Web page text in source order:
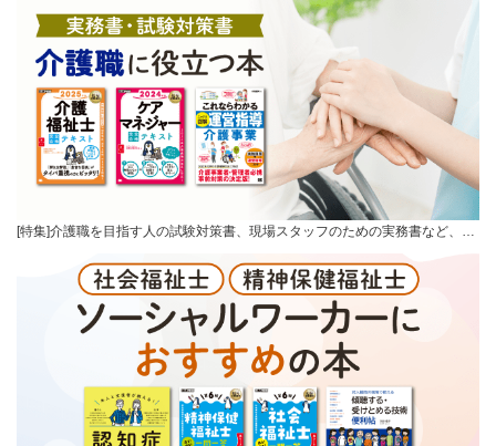
[特集]介護職を目指す人の試験対策書、現場スタッフのための実務書など、…